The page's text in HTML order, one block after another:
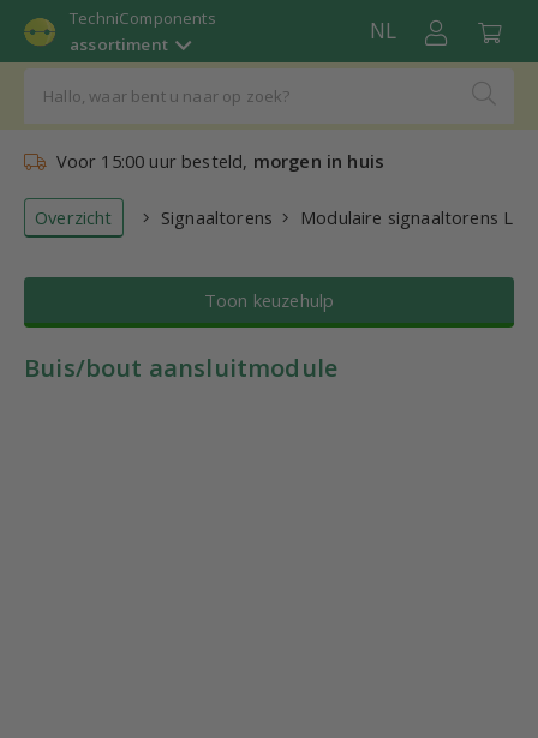
TechniComponents
assortiment
NL
Voor 15:00 uur besteld, morgen in huis
Overzicht Signaaltorens Modulaire signaaltorens LED
Toon keuzehulp
Buis/bout aansluitmodule